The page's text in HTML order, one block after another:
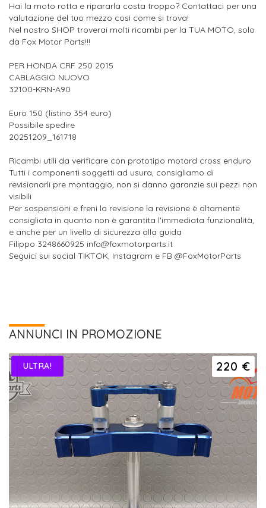
Hai la moto rotta e ripararla costa troppo? Contattaci per una
valutazione del tuo mezzo così come si trova!
Nel nostro SHOP troverai molti ricambi per la TUA MOTO, solo
da Fox Motor Parts!!!
PER HONDA CRF 250 2015
CABLAGGIO NUOVO
32100-KRN-A90
Euro 150 (listino 354 euro)
Possibile spedire
20251209_161718
Ricambi utili da verificare con prototipo motard cross enduro
Tutti i componenti soggetti ad usura, consigliamo di
revisionarli pre montaggio, non si danno garanzie sui pezzi non
visibili
Per sospensioni e freni la revisione la revisione è altamente
consigliata in quanto non è garantita l'immediata funzionalità,
e anche per un livello di sicurezza alla guida
Filippo 3248660925 info@foxmotorparts.it
Seguici sui social TIKTOK, Instagram e FB @FoxMotorParts
ANNUNCI IN PROMOZIONE
220 €
ULTRA!